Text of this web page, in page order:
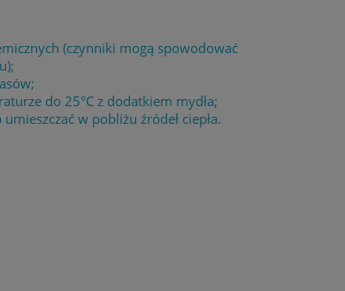
(czynniki mogą spowodować
do 25°C z dodatkiem mydła;
w pobliżu źródeł ciepła.